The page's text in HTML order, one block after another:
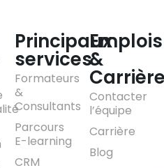
Principaux
services
Formateurs
&
Consultants
Parcours
E-learning
CRM
Emplois
&
Contacter
l’équipe
Carrière
Blog